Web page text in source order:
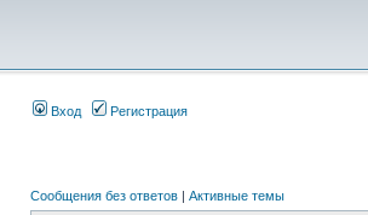
Вход Регистрация
Сообщения без ответов | Активные темы